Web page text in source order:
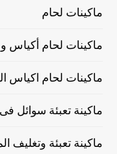
ماكينات لحام
ماكينات لحام أكياس
ماكينات لحام اكياس
ماكينة تعبئة سوائل
ماكينة تعبئة وتغليف